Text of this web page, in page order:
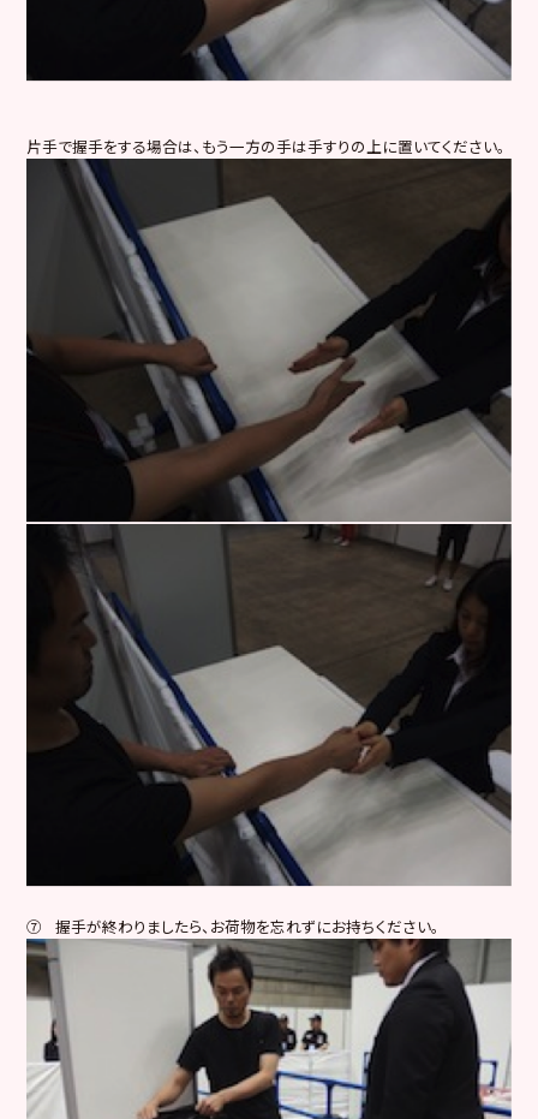
片手で握手をする場合は、もう一方の手は手すりの上に置いてください。
⑦ 握手が終わりましたら、お荷物を忘れずにお持ちください。